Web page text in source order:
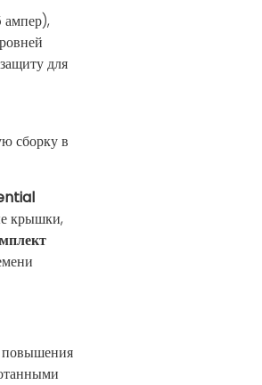
для
сборку в
крышки,
повышения